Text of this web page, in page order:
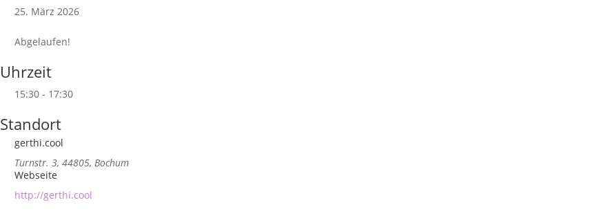
25. März 2026
Abgelaufen!
Uhrzeit
15:30 - 17:30
Standort
gerthi.cool
Turnstr. 3, 44805, Bochum
Webseite
http://gerthi.cool